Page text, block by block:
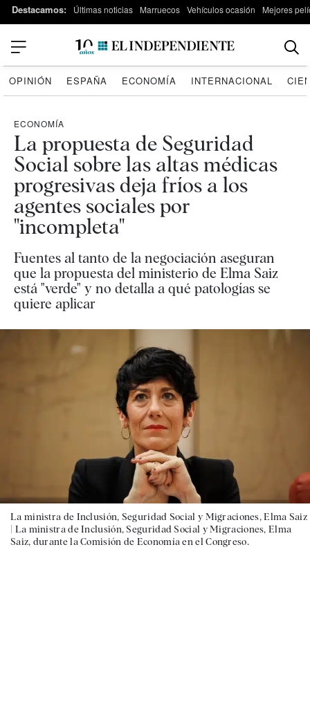
Destacamos: Últimas noticias Marruecos Vehículos ocasión Mejores
OPINIÓN ESPAÑA ECONOMÍA INTERNACIONAL
ECONOMÍA
La propuesta de Seguridad
Social sobre las altas médicas
progresivas deja fríos a los
agentes sociales por
"incompleta"
Fuentes al tanto de la negociación aseguran
que la propuesta del ministerio de Elma Saiz
está "verde" y no detalla a qué patologías se
quiere aplicar
La ministra de Inclusión, Seguridad Social y Migraciones, Elma Saiz
| La ministra de Inclusión, Seguridad Social y Migraciones, Elma
Saiz, durante la Comisión de Economía en el Congreso.